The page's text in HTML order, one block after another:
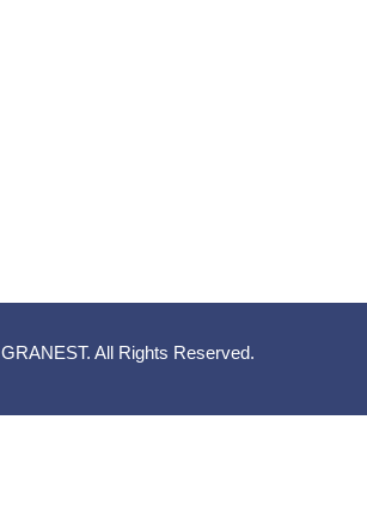
GRANEST. All Rights Reserved.